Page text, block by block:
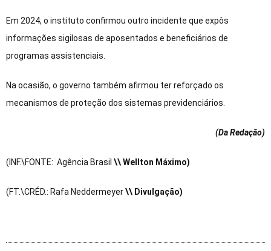
Em 2024, o instituto confirmou outro incidente que expôs
informações sigilosas de aposentados e beneficiários de
programas assistenciais.
Na ocasião, o governo também afirmou ter reforçado os
mecanismos de proteção dos sistemas previdenciários.
(Da Redação)
(INF.\FONTE: Agência Brasil \\ Wellton Máximo)
(FT.\CRÉD.: Rafa Neddermeyer\\ Divulgação)